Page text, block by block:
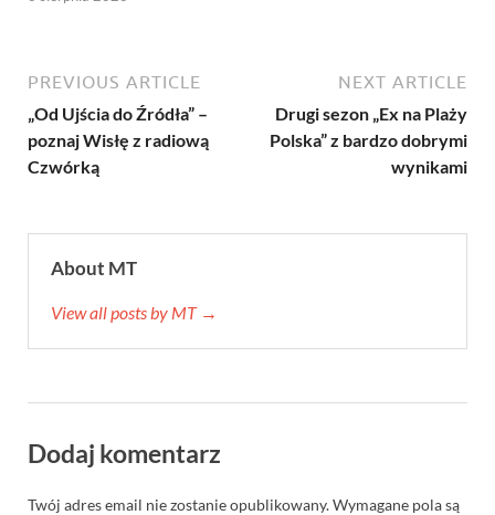
PREVIOUS ARTICLE
„Od Ujścia do Źródła” –
poznaj Wisłę z radiową
Czwórką
NEXT ARTICLE
Drugi sezon „Ex na Plaży
Polska” z bardzo dobrymi
wynikami
About MT
View all posts by MT →
Dodaj komentarz
Twój adres email nie zostanie opublikowany.Wymagane pola są